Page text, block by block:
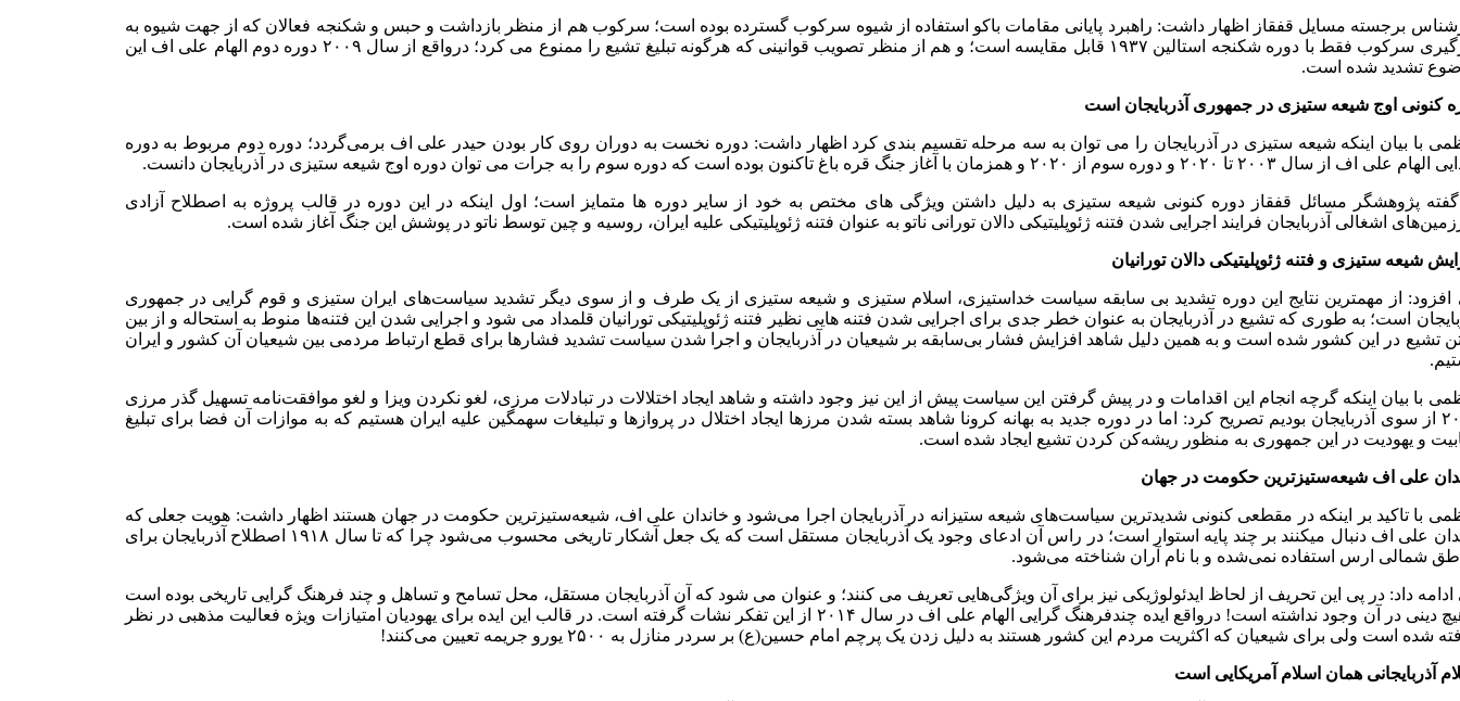
برجسته مسایل قفقاز اظهار داشت: راهبرد پایانی مقامات باکو استفاده از شیوه سرکوب گسترده بوده است؛ سرکوب هم از منظر بازداشت و حبس و شکنجه فعالان که از جهت شیوه به
کارگیری سرکوب فقط با دوره شکنجه استالین ۱۹۳۷ قابل مقایسه است؛ و هم از منظر تصویب قوانینی که هرگونه تبلیغ تشیع را ممنوع می کرد؛ درواقع از سال ۲۰۰۹ دوره دوم الهام علی اف این
تشدید شده است.
کنونی اوج شیعه ستیزی در جمهوری آذربایجان است
با بیان اینکه شیعه ستیزی در آذربایجان را می توان به سه مرحله تقسیم بندی کرد اظهار داشت: دوره نخست به دوران روی کار بودن حیدر علی اف برمی‌گردد؛ دوره دوم مربوط به دوره
از سال ۲۰۰۳ تا ۲۰۲۰ و دوره سوم از ۲۰۲۰ و همزمان با آغاز جنگ قره باغ تاکنون بوده است که دوره سوم را به جرات می توان دوره اوج شیعه ستیزی در آذربایجان دانست.
پژوهشگر مسائل قفقاز دوره کنونی شیعه ستیزی به دلیل داشتن ویژگی های مختص به خود از سایر دوره ها متمایز است؛ اول اینکه در این دوره در قالب پروژه به اصطلاح آزادی
اشغالی آذربایجان فرایند اجرایی شدن فتنه ژئوپلیتیکی دالان تورانی ناتو به عنوان فتنه ژئوپلیتیکی علیه ایران، روسیه و چین توسط ناتو در پوشش این جنگ آغاز شده است.
شیعه ستیزی و فتنه ژئوپلیتیکی دالان تورانیان
از مهمترین نتایج این دوره تشدید بی سابقه سیاست خداستیزی، اسلام ستیزی و شیعه ستیزی از یک طرف و از سوی دیگر تشدید سیاست‌های ایران ستیزی و قوم گرایی در جمهوری
است؛ به طوری که تشیع در آذربایجان به عنوان خطر جدی برای اجرایی شدن فتنه هایی نظیر فتنه ژئوپلیتیکی تورانیان قلمداد می شود و اجرایی شدن این فتنه‌ها منوط به استحاله و از بین
تشیع در این کشور شده است و به همین دلیل شاهد افزایش فشار بی‌سابقه بر شیعیان در آذربایجان و اجرا شدن سیاست تشدید فشارها برای قطع ارتباط مردمی بین شیعیان آن کشور و ایران
با بیان اینکه گرچه انجام این اقدامات و در پیش گرفتن این سیاست پیش از این نیز وجود داشته و شاهد ایجاد اختلالات در تبادلات مرزی، لغو نکردن ویزا و لغو موافقت‌نامه تسهیل گذر مرزی
۲۰۰۵ از سوی آذربایجان بودیم تصریح کرد: اما در دوره جدید به بهانه کرونا شاهد بسته شدن مرزها ایجاد اختلال در پروازها و تبلیغات سهمگین علیه ایران هستیم که به موازات آن فضا برای تبلیغ
و یهودیت در این جمهوری به منظور ریشه‌کن کردن تشیع ایجاد شده است.
علی اف شیعه‌ستیزترین حکومت در جهان
با تاکید بر اینکه در مقطعی کنونی شدیدترین سیاست‌های شیعه ستیزانه در آذربایجان اجرا می‌شود و خاندان علی اف، شیعه‌ستیزترین حکومت در جهان هستند اظهار داشت: هویت جعلی که
خاندان علی اف دنبال می‎کنند بر چند پایه استوار است؛ در راس آن ادعای وجود یک آذربایجان مستقل است که یک جعل آشکار تاریخی محسوب می‌شود چرا که تا سال ۱۹۱۸ اصطلاح آذربایجان برای
شمالی ارس استفاده نمی‌شده و با نام آران شناخته می‌شود.
داد: در پی این تحریف از لحاظ ایدئولوژیکی نیز برای آن ویژگی‌هایی تعریف می کنند؛ و عنوان می شود که آن آذربایجان مستقل، محل تسامح و تساهل و چند فرهنگ گرایی تاریخی بوده است
و هیچ دینی در آن وجود نداشته است! درواقع ایده چندفرهنگ گرایی الهام علی اف در سال ۲۰۱۴ از این تفکر نشات گرفته است. در قالب این ایده برای یهودیان امتیازات ویژه‌ فعالیت مذهبی در نظر
شده است ولی برای شیعیان که اکثریت مردم این کشور هستند به دلیل زدن یک پرچم امام حسین(ع) بر سردر منازل به ۲۵۰۰ یورو جریمه تعیین می‌کنند!
آذربایجانی همان اسلام آمریکایی است